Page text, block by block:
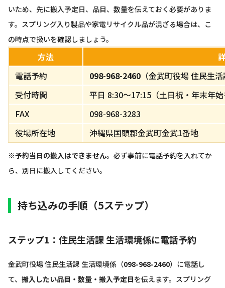
いため、先に搬入予定日、品目、数量を伝えておく必要がありま
す。スプリング入り製品や家電リサイクル品が混ざる場合は、こ
の時点で扱いを確認しましょう。
方法
電話予約
098-968-2460 （金武町役場 住民生
受付時間
平日 8:30〜17:15（土日祝・年末年
FAX
098-968-3283
役場所在地
沖縄県国頭郡金武町金武1番地
※予約当日の搬入はできません。必ず事前に電話予約を入れてか
ら、別日に搬入してください。
持ち込みの手順（5ステップ）
ステップ1：住民生活課 生活環境係に電話予約
金武町役場 住民生活課 生活環境係（098-968-2460）に電話し
て、 搬入したい品目・数量・搬入予定日を伝えます。スプリング